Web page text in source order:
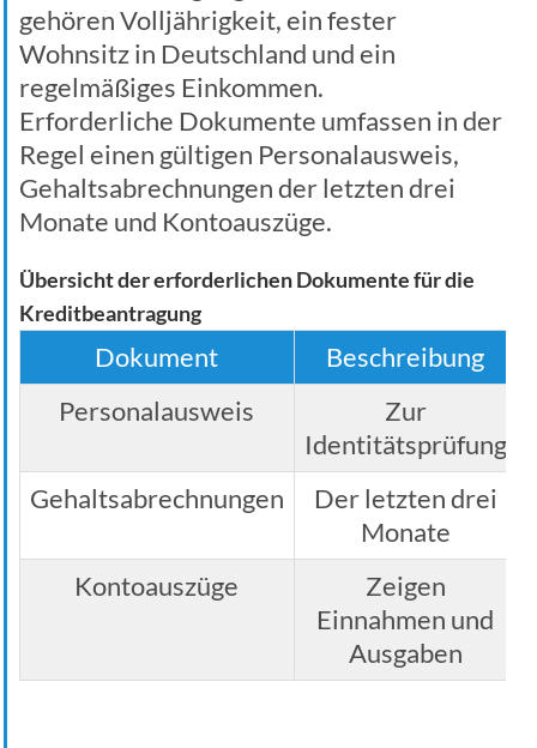
gehören Volljährigkeit, ein fester
Wohnsitz in Deutschland und ein
regelmäßiges Einkommen.
Erforderliche Dokumente umfassen in der
Regel einen gültigen Personalausweis,
Gehaltsabrechnungen der letzten drei
Monate und Kontoauszüge.
Übersicht der erforderlichen Dokumente für die
Kreditbeantragung
Dokument
Beschreibung
Personalausweis
Zur
Identitätsprüfung
Gehaltsabrechnungen
Der letzten drei
Monate
Kontoauszüge
Zeigen
Einnahmen und
Ausgaben